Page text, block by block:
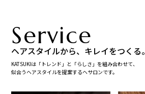
Service
ヘアスタイルから、キレイをつくる。
KATSUKIは「トレンド」と「らしさ」を組み合わせて、
似合うヘアスタイルを提案するヘサロンです。